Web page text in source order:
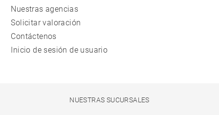
Nuestras agencias
Solicitar valoración
Contáctenos
Inicio de sesión de usuario
NUESTRAS SUCURSALES